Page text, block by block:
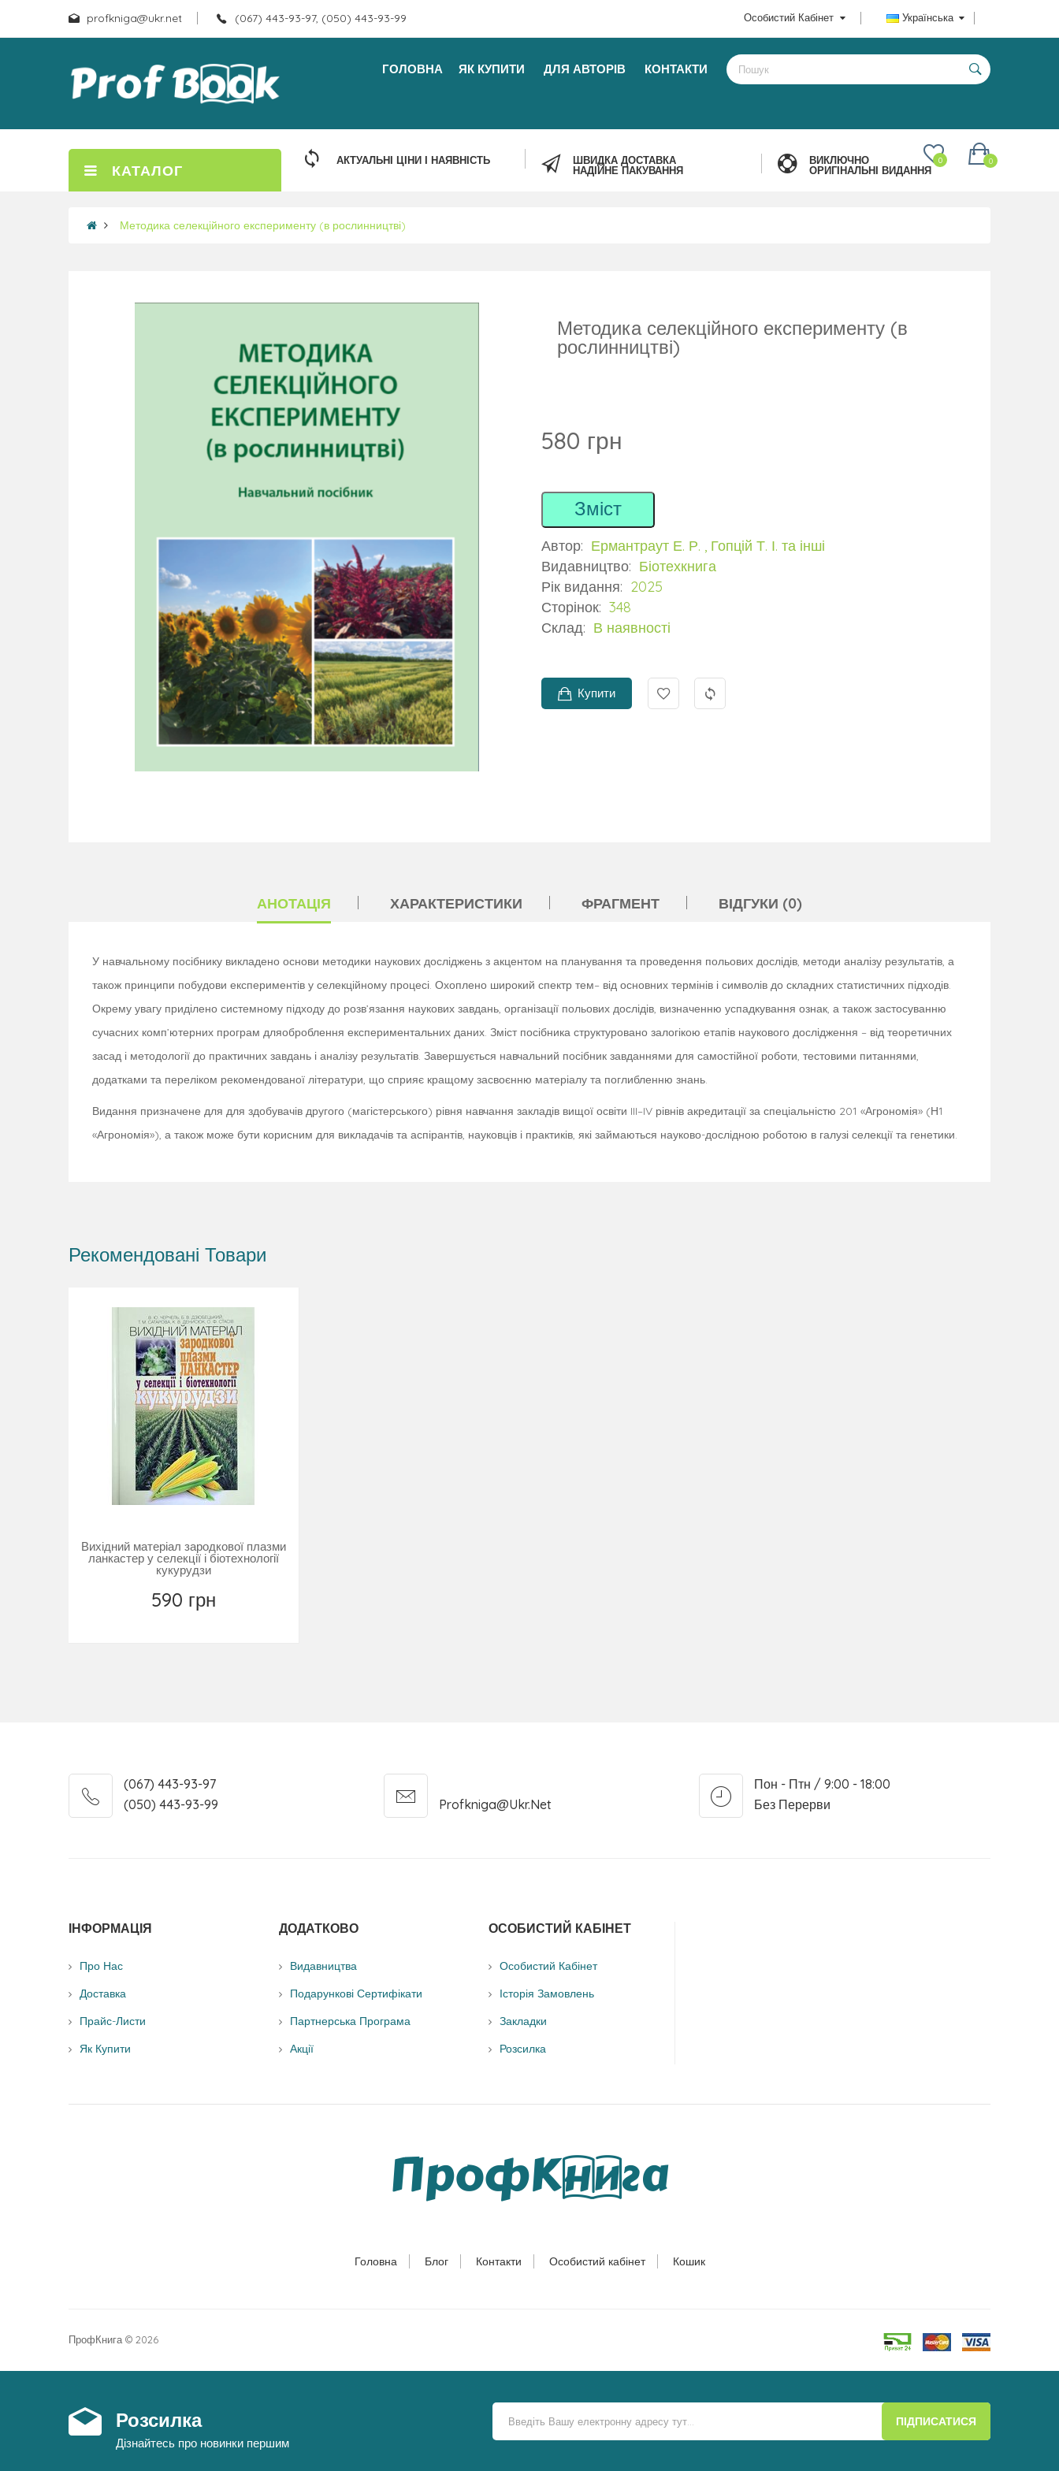
profkniga@ukr.net (067) 443-93-97, (050) 443-93-99 Українська
Особистий Кабінет
ГОЛОВНА ЯК КУПИТИ ДЛЯ АВТОРІВ КОНТАКТИ
КАТАЛОГ
АКТУАЛЬНІ ЦІНИ І НАЯВНІСТЬ
ШВИДКА ДОСТАВКА
НАДІЙНЕ ПАКУВАННЯ
ВИКЛЮЧНО
ОРИГІНАЛЬНІ ВИДАННЯ
0
0
Методика селекційного експерименту (в рослинництві)
Методика селекційного експерименту (в
рослинництві)
580 грн
Зміст
Автор: Ермантраут Е. Р. , Гопцій Т. І. та інші
Видавництво: Біотехкнига
Рік видання: 2025
Сторінок: 348
Склад: В наявності
Купити
АНОТАЦІЯ ХАРАКТЕРИСТИКИ ФРАГМЕНТ ВІДГУКИ (0)
У навчальному посібнику викладено основи методики наукових досліджень з акцентом на планування та проведення польових дослідів, методи аналізу результатів, а
також принципи побудови експериментів у селекційному процесі. Охоплено широкий спектр тем– від основних термінів і символів до складних статистичних підходів.
Окрему увагу приділено системному підходу до розв’язання наукових завдань, організації польових дослідів, визначенню успадкування ознак, а також застосуванню
сучасних комп’ютерних програм дляоброблення експериментальних даних. Зміст посібника структуровано залогікою етапів наукового дослідження – від теоретичних
засад і методології до практичних завдань і аналізу результатів. Завершується навчальний посібник завданнями для самостійної роботи, тестовими питаннями,
додатками та переліком рекомендованої літератури, що сприяє кращому засвоєнню матеріалу та поглибленню знань.
Видання призначене для для здобувачів другого (магістерського) рівня навчання закладів вищої освіти III–IV рівнів акредитації за спеціальністю 201 «Агрономія» (Н1
«Агрономія»), а також може бути корисним для викладачів та аспірантів, науковців і практиків, які займаються науково-дослідною роботою в галузі селекції та генетики.
Рекомендовані Товари
Вихідний матеріал зародкової плазми
ланкастер у селекції і біотехнології
кукурудзи
590 грн
(067) 443-93-97
(050) 443-93-99
Profkniga@ukr.net
Пон - Птн / 9:00 - 18:00
Без Перерви
ІНФОРМАЦІЯ
Про Нас
Доставка
Прайс-Листи
Як Купити
ДОДАТКОВО
Видавництва
Подарункові Сертифікати
Партнерська Програма
Акції
ОСОБИСТИЙ КАБІНЕТ
Особистий Кабінет
Історія Замовлень
Закладки
Розсилка
Головна Блог Контакти Особистий кабінет Кошик
ПрофКнига © 2026
Розсилка
Дізнайтесь про новинки першим
ПІДПИСАТИСЯ